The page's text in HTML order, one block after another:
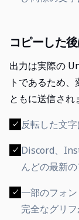
コピーした
出力は実際の
トであるため
ともに送信され
✓ 反転した文
✓ Discord、
んどの最新
✓ 一部のフォ
完全なグリ